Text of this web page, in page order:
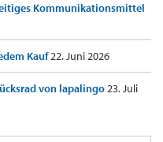
Kommunikationsmittel
Kauf22. Juni 2026
von lapalingo23. Juli